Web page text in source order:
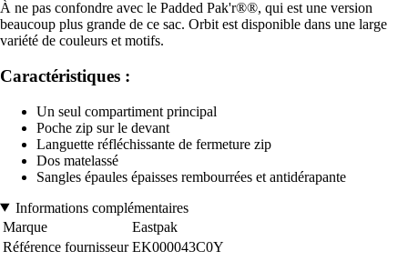
À ne pas confondre avec le Padded Pak'r®®, qui est une version
beaucoup plus grande de ce sac. Orbit est disponible dans une large
variété de couleurs et motifs.
Caractéristiques :
Un seul compartiment principal
Poche zip sur le devant
Languette réfléchissante de fermeture zip
Dos matelassé
Sangles épaules épaisses rembourrées et antidérapante
Informations complémentaires
Marque
Eastpak
Référence fournisseur EK000043C0Y